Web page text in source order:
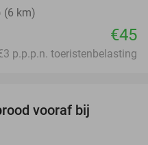
(6 km)
€45
p.p.p.n. toeristenbelasting
vooraf bij